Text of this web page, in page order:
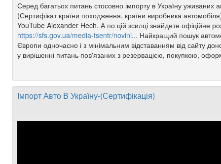
Серед багатьох питань стосовно імпорту в Україну уживаних
(Сертифікат країни походження, країни виробника
YouTube Alexander Hech. А по цій зсилці знайдете офіційне
https://sfs.gov.ua/media-tsentr/novini... Найкращий пошук
Європи одночасно і з мінімальним відставанням від сайту
у вирішенні питань пов'язаних з резервацією, покупкою,
Імпорт Авто В Україну-(Сертифікація)